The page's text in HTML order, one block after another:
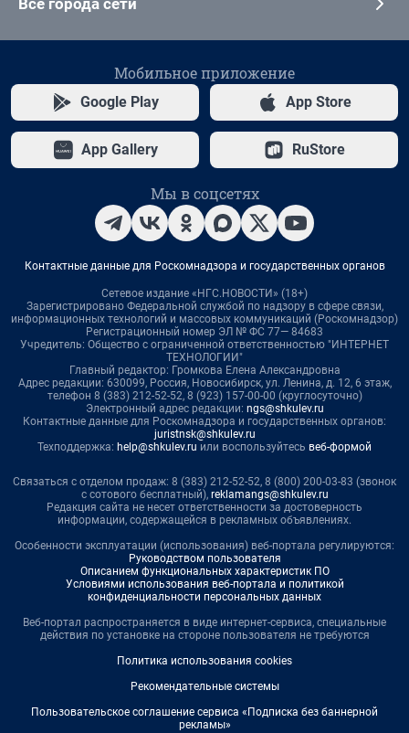
Все города сети
Мобильное приложение
Google Play App Store
App Gallery RuStore
Мы в соцсетях
Контактные данные для Роскомнадзора и государственных органов
Сетевое издание «НГС.НОВОСТИ» (18+)
Зарегистрировано Федеральной службой по надзору в сфере связи,
информационных технологий и массовых коммуникаций (Роскомнадзор)
Регистрационный номер ЭЛ № ФС 77— 84683
Учредитель: Общество с ограниченной ответственностью "ИНТЕРНЕТ
ТЕХНОЛОГИИ"
Главный редактор: Громкова Елена Александровна
Адрес редакции: 630099, Россия, Новосибирск, ул. Ленина, д. 12, 6 этаж,
телефон 8 (383) 212-52-52, 8 (923) 157-00-00 (круглосуточно)
Электронный адрес редакции: ngs@shkulev.ru
Контактные данные для Роскомнадзора и государственных органов:
juristnsk@shkulev.ru
Техподдержка: help@shkulev.ru или воспользуйтесь веб-формой
Связаться с отделом продаж: 8 (383) 212-52-52, 8 (800) 200-03-83 (звонок
с сотового бесплатный), reklamangs@shkulev.ru
Редакция сайта не несет ответственности за достоверность
информации, содержащейся в рекламных объявлениях.
Особенности эксплуатации (использования) веб-портала регулируются:
Руководством пользователя
Описанием функциональных характеристик ПО
Условиями использования веб-портала и политикой
конфиденциальности персональных данных
Веб-портал распространяется в виде интернет-сервиса, специальные
действия по установке на стороне пользователя не требуются
Политика использования cookies
Рекомендательные системы
Пользовательское соглашение сервиса «Подписка без баннерной
рекламы»